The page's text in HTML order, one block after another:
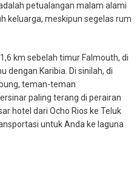
petualangan malam alami
keluarga, meskipun segelas rum
km sebelah timur Falmouth, di
dengan Karibia. Di sinilah, di
teman-teman
paling terang di perairan
hotel dari Ocho Rios ke Teluk
untuk Anda ke laguna